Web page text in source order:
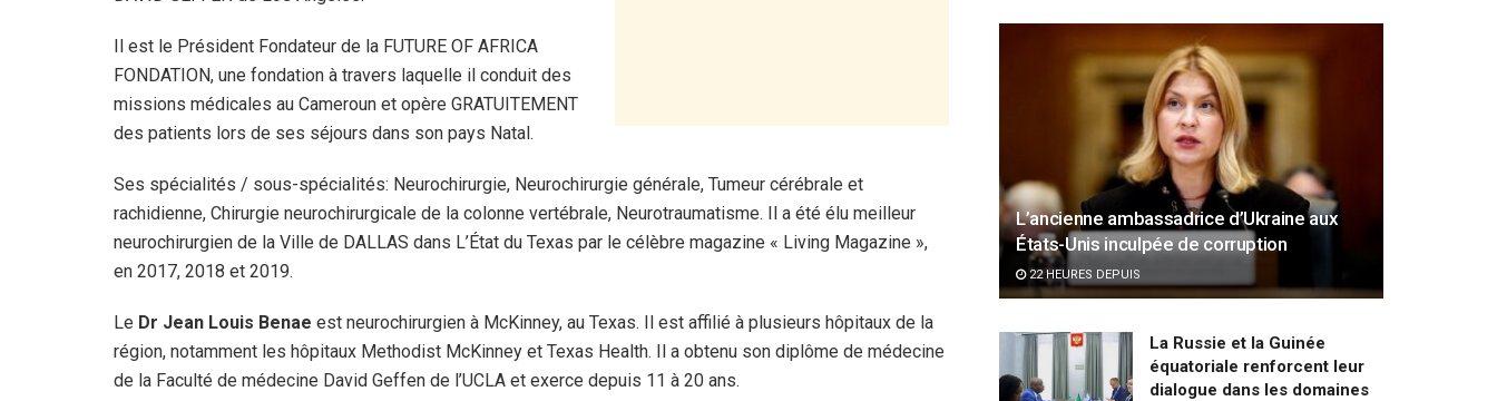
Il est le Président Fondateur de la FUTURE OF AFRICA
FONDATION, une fondation à travers laquelle il conduit des
missions médicales au Cameroun et opère GRATUITEMENT
des patients lors de ses séjours dans son pays Natal.
Ses spécialités / sous-spécialités: Neurochirurgie, Neurochirurgie générale, Tumeur cérébrale et
rachidienne, Chirurgie neurochirurgicale de la colonne vertébrale, Neurotraumatisme. Il a été élu meilleur
neurochirurgien de la Ville de DALLAS dans L’État du Texas par le célèbre magazine « Living Magazine »,
en 2017, 2018 et 2019.
Le Dr Jean Louis Benae est neurochirurgien à McKinney, au Texas. Il est affilié à plusieurs hôpitaux de la
région, notamment les hôpitaux Methodist McKinney et Texas Health. Il a obtenu son diplôme de médecine
de la Faculté de médecine David Geffen de l’UCLA et exerce depuis 11 à 20 ans.
L’ancienne ambassadrice d’Ukraine aux
États-Unis inculpée de corruption
22 HEURES DEPUIS
La Russie et la Guinée
équatoriale renforcent leur
dialogue dans les domaines